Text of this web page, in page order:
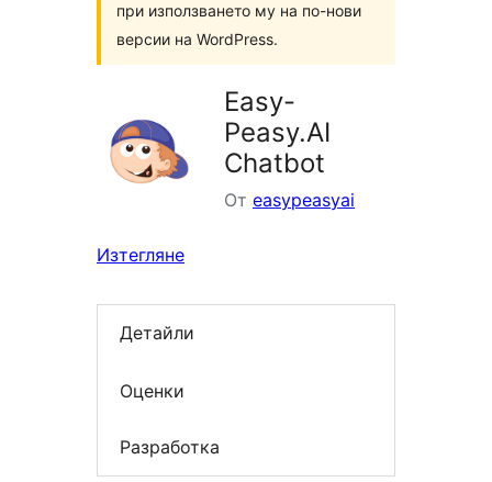
при използването му на по-нови
версии на WordPress.
Easy-
Peasy.AI
Chatbot
От easypeasyai
Изтегляне
Детайли
Оценки
Разработка